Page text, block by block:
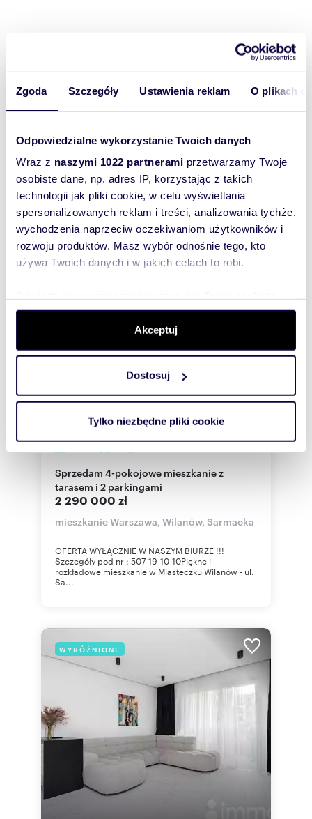
Zgoda Szczegóły Ustawienia reklam O plikach
Odpowiedzialne wykorzystanie Twoich danych
Wraz z naszymi 1022 partnerami przetwarzamy Twoje
osobiste dane, np. adres IP, korzystając z takich
technologii jak pliki cookie, w celu wyświetlania
spersonalizowanych reklam i treści, analizowania tychże,
wychodzenia naprzeciw oczekiwaniom użytkowników i
rozwoju produktów. Masz wybór odnośnie tego, kto
używa Twoich danych i w jakich celach to robi.
dane są przetwarzane oraz ustaw własne preferencje w
. W Deklaracji plików cookie możesz
zmienić lub wycofać swoją zgodę w dowolnej chwili.
Wykorzystujemy pliki cookie do spersonalizowania treści
i reklam, aby oferować funkcje społecznościowe i
korzystasz z naszej witryny, udostępniamy partnerom
otrzymanymi od Ciebie lub uzyskanymi podczas
korzystania z ich usług.
Akceptuj
Dostosuj
Tylko niezbędne pliki cookie
Mieszkanie: na sprzedaż
Liczba
pokoi:
2
a całkowita:
Lokalizacja: województwo:mazowieckie
powiat:Warszawagmina:
Warszawamiejscowość:
Warszawa dzielnica:Wilanów
ulica:al. Rzeczypospolitej 2
Podobne oferty w tej lokalizacji
Sprzedam 4-pokojowe mieszkanie z
tarasem i 2 parkingami
2 290 000 zł
mieszkanie Warszawa, Wilanów, Sarmacka
OFERTA WYŁĄCZNIE W NASZYM BIURZE !!!
Szczegóły pod nr : 507-19-10-10Piękne i
rozkładowe mieszkanie w Miasteczku Wilanów - ul.
Sa...
WYRÓŻNIONE